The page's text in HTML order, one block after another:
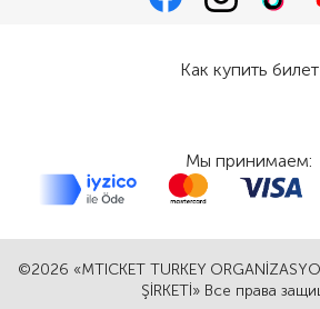
©2026 «MTICKET TURKEY
ŞİRKETİ» Все права
Как купить билет
Мы принимаем: